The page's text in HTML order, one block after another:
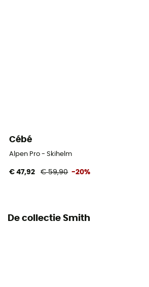
Persoonlijke beschermingsuitrusting
Cébé
Alpen Pro - Skihelm
€ 47,92 € 59,90 -20%
De collectie Smith